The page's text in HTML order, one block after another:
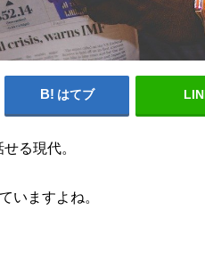
はてブ
る現代。
いますよね。